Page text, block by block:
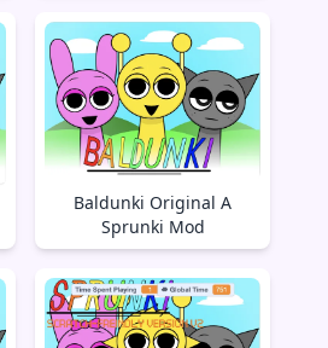
Baldunki Original A
Sprunki Mod